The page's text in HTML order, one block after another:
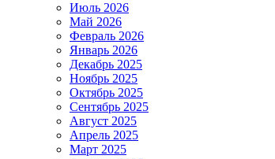
Июль 2026
Май 2026
Февраль 2026
Январь 2026
Декабрь 2025
Ноябрь 2025
Октябрь 2025
Сентябрь 2025
Август 2025
Апрель 2025
Март 2025